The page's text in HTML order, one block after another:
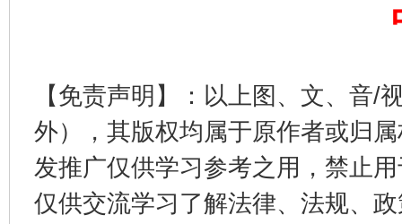
【免责声明】：以上图、文、音/
外），其版权均属于原作者或归
发推广仅供学习参考之用，禁止
仅供交流学习了解法律、法规、
受贿1.44亿！段成刚被判无期 从幼